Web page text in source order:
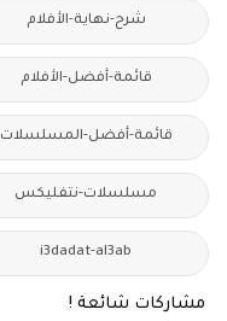
شرح-نهاية-الأفلام
قائمة-أفضل-الأفلام
قائمة-أفضل-المسلسلات
مسلسلات-نتفليكس
i3dadat-al3ab
مشاركات شائعة !